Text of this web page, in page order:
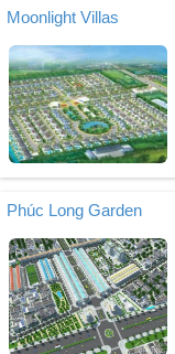
Moonlight Villas
Phúc Long Garden